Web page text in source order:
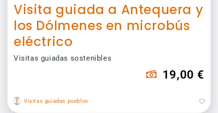
Visita guiada a Antequera y
los Dólmenes en microbús
eléctrico
Visitas guiadas sostenibles
19,00 €
Visitas guiadas pueblos